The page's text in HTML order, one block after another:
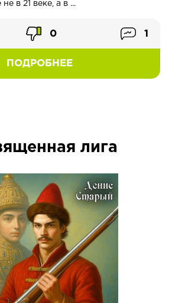
в 21 веке, а в ...
ПОДРОБНЕЕ
0 1
лига